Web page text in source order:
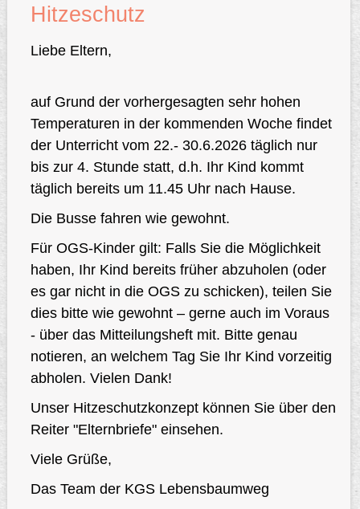
Hitzeschutz
Liebe Eltern,
auf Grund der vorhergesagten sehr hohen
Temperaturen in der kommenden Woche findet
der Unterricht vom 22.- 30.6.2026 täglich nur
bis zur 4. Stunde statt, d.h. Ihr Kind kommt
täglich bereits um 11.45 Uhr nach Hause.
Die Busse fahren wie gewohnt.
Für OGS-Kinder gilt: Falls Sie die Möglichkeit
haben, Ihr Kind bereits früher abzuholen (oder
es gar nicht in die OGS zu schicken), teilen Sie
dies bitte wie gewohnt – gerne auch im Voraus
- über das Mitteilungsheft mit. Bitte genau
notieren, an welchem Tag Sie Ihr Kind vorzeitig
abholen. Vielen Dank!
Unser Hitzeschutzkonzept können Sie über den
Reiter "Elternbriefe" einsehen.
Viele Grüße,
Das Team der KGS Lebensbaumweg